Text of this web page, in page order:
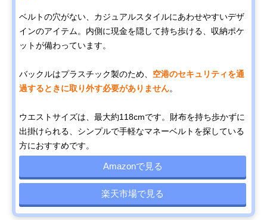
ベルトの穴がない、カジュアルスタイルにあわせやすいデザ
インのアイテム。内側に現金を隠して持ち歩ける、収納ポケ
ットが備わっています。
バックルはプラスチック製のため、 空港のセキュリティを通
過するときに取り外す必要がありません。
ウエストサイズは、最大約118cmです。財布を持ち歩かずに
出掛けられる、シンプルで手軽なマネーベルトを探している
方におすすめです。
Amazonで見る
楽天市場で見る